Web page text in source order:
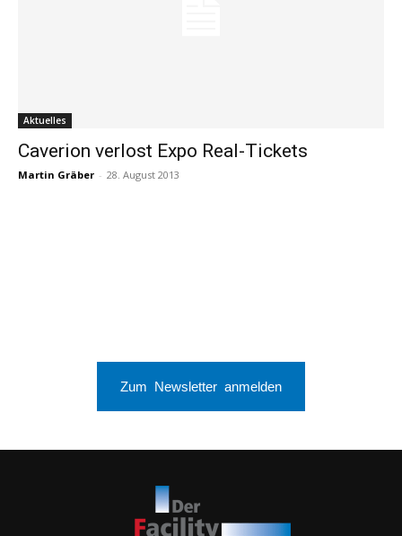
Aktuelles
Caverion verlost Expo Real-Tickets
Martin Gräber - 28. August 2013
Zum Newsletter anmelden